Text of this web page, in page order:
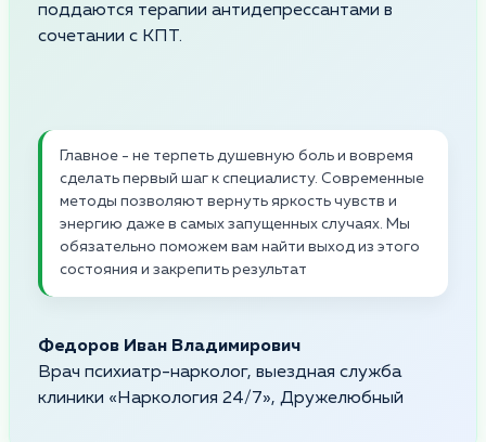
поддаются терапии антидепрессантами в
сочетании с КПТ.
Главное - не терпеть душевную боль и вовремя
сделать первый шаг к специалисту. Современные
методы позволяют вернуть яркость чувств и
энергию даже в самых запущенных случаях. Мы
обязательно поможем вам найти выход из этого
состояния и закрепить результат
Федоров Иван Владимирович
Врач психиатр-нарколог, выездная служба
клиники «Наркология 24/7», Дружелюбный